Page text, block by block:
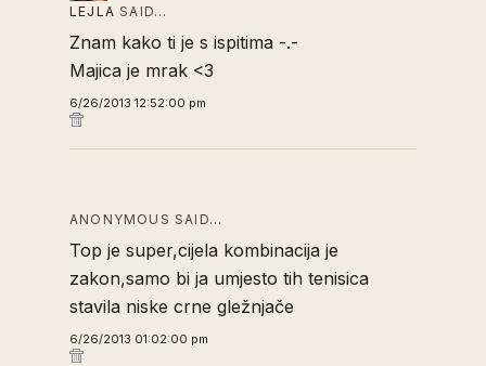
LEJLA SAID…
Znam kako ti je s ispitima -.-
Majica je mrak <3
6/26/2013 12:52:00 pm
ANONYMOUS SAID…
Top je super,cijela kombinacija je
zakon,samo bi ja umjesto tih tenisica
stavila niske crne gležnjače
6/26/2013 01:02:00 pm